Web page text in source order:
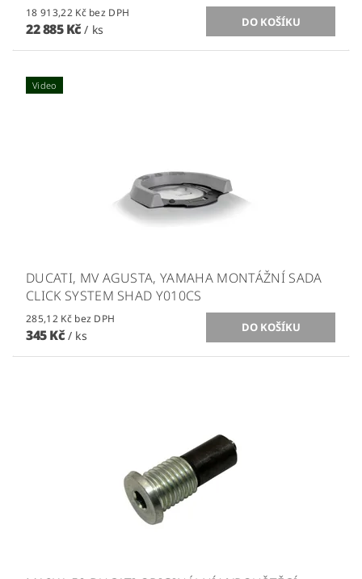
18 913,22 Kč bez DPH
22 885 Kč/ ks
Video
DUCATI, MV AGUSTA, YAMAHA MONTÁŽNÍ SADA
CLICK SYSTEM SHAD Y010CS
285,12 Kč bez DPH
345 Kč / ks